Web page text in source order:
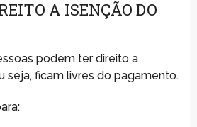
A ISENÇÃO DO
podem ter direito a
seja, ficam livres do pagamento.